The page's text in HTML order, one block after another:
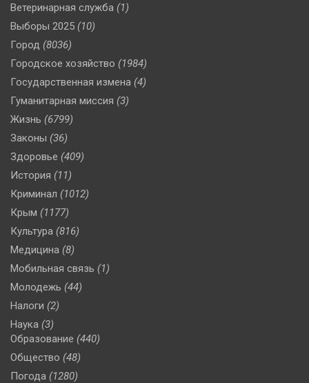
Ветеринарная служба (1)
Выборы 2025 (10)
Город (8036)
Городское хозяйство (1984)
Государственная измена (4)
Гуманитарная миссия (3)
Жизнь (6799)
Законы (36)
Здоровье (409)
История (11)
Криминал (1012)
Крым (1177)
Культура (816)
Медицина (8)
Мобильная связь (1)
Молодежь (44)
Налоги (2)
Наука (3)
Образование (440)
Общество (48)
Погода (1280)